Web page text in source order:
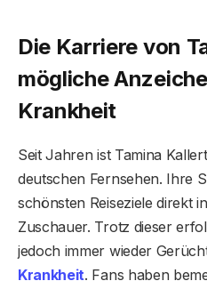
Die Karriere von
mögliche
Krankheit
Seit Jahren ist Tamina
deutschen Fernsehen. Ihre
schönsten Reiseziele direkt
Zuschauer. Trotz dieser
jedoch immer wieder
Krankheit. Fans haben